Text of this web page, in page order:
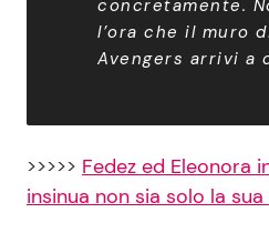
concretamente.
l’ora che il muro
Avengers arrivi a
>>>>> Fedez ed Eleonora
insinua non sia solo la